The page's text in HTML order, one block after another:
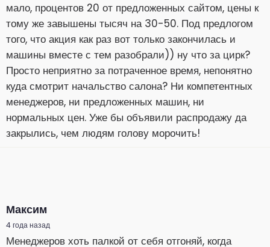
мало, процентов 20 от предложенных сайтом, цены к
тому же завышены тысяч на 30-50. Под предлогом
того, что акция как раз вот только закончилась и
машины вместе с тем разобрали)) ну что за цирк?
Просто неприятно за потраченное время, непонятно
куда смотрит начальство салона? Ни компетентных
менеджеров, ни предложенных машин, ни
нормальных цен. Уже бы объявили распродажу да
закрылись, чем людям голову морочить!
Максим
4 года назад
Менеджеров хоть палкой от себя отгоняй, когда